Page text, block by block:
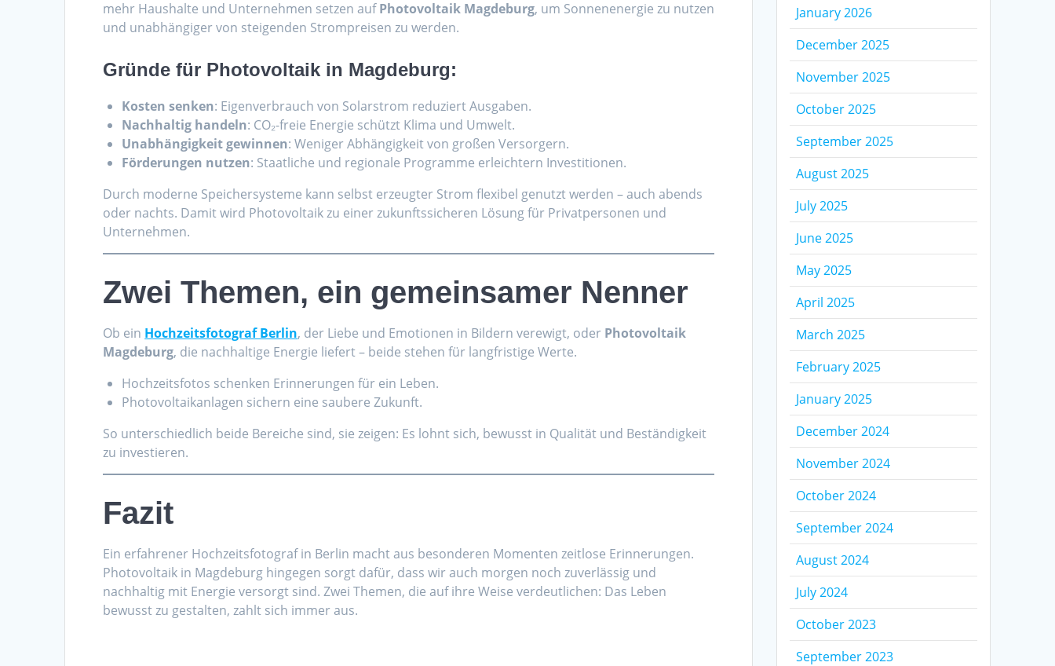
mehr Haushalte und Unternehmen setzen aufPhotovoltaik Magdeburg, um Sonnenenergie zu nutzen
und unabhängiger von steigenden Strompreisen zu werden.
Gründe für Photovoltaik in Magdeburg:
Kosten senken: Eigenverbrauch von Solarstrom reduziert Ausgaben.
Nachhaltig handeln: CO₂-freie Energie schützt Klima und Umwelt.
Unabhängigkeit gewinnen: Weniger Abhängigkeit von großen Versorgern.
Förderungen nutzen: Staatliche und regionale Programme erleichtern Investitionen.
Durch moderne Speichersysteme kann selbst erzeugter Strom flexibel genutzt werden – auch abends
oder nachts. Damit wird Photovoltaik zu einer zukunftssicheren Lösung für Privatpersonen und
Unternehmen.
Zwei Themen, ein gemeinsamer Nenner
Ob ein Hochzeitsfotograf Berlin, der Liebe und Emotionen in Bildern verewigt, oder Photovoltaik
Magdeburg, die nachhaltige Energie liefert – beide stehen für langfristige Werte.
Hochzeitsfotos schenken Erinnerungen für ein Leben.
Photovoltaikanlagen sichern eine saubere Zukunft.
So unterschiedlich beide Bereiche sind, sie zeigen: Es lohnt sich, bewusst in Qualität und Beständigkeit
zu investieren.
Fazit
Ein erfahrener Hochzeitsfotograf in Berlin macht aus besonderen Momenten zeitlose Erinnerungen.
Photovoltaik in Magdeburg hingegen sorgt dafür, dass wir auch morgen noch zuverlässig und
nachhaltig mit Energie versorgt sind. Zwei Themen, die auf ihre Weise verdeutlichen: Das Leben
bewusst zu gestalten, zahlt sich immer aus.
January 2026
December 2025
November 2025
October 2025
September 2025
August 2025
July 2025
June 2025
May 2025
April 2025
March 2025
February 2025
January 2025
December 2024
November 2024
October 2024
September 2024
August 2024
July 2024
October 2023
September 2023